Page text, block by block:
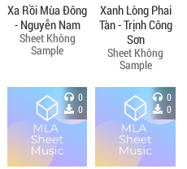
Xa Rồi Mùa Đông
- Nguyễn Nam
Sheet Không
Sample
Xanh Lòng Phai
Tàn - Trịnh Công
Sơn
Sheet Không
Sample
0
0
0
0